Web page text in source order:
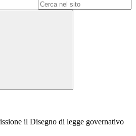
il Disegno di legge governativo